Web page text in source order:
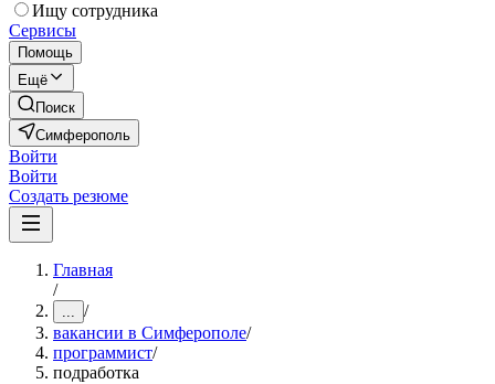
Ищу сотрудника
Сервисы
Помощь
Ещё
Поиск
Симферополь
Войти
Войти
Создать резюме
Главная
/
... /
вакансии в Симферополе/
программист/
подработка